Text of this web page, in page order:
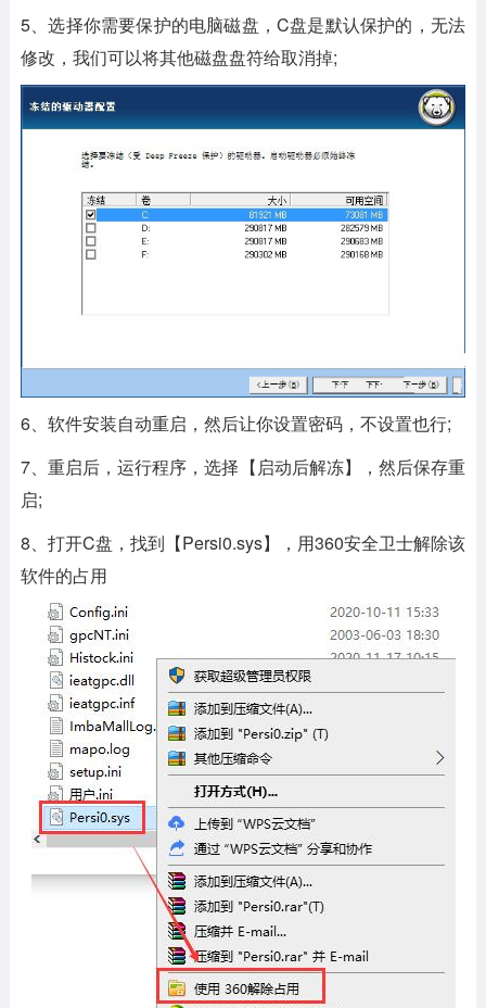
5、选择你需要保护的电脑磁盘，C盘是默认保护的，无法
修改，我们可以将其他磁盘盘符给取消掉;
6、软件安装自动重启，然后让你设置密码，不设置也行;
7、重启后，运行程序，选择【启动后解冻】，然后保存重
启;
8、打开C盘，找到【Persi0.sys】，用360安全卫士解除该
软件的占用